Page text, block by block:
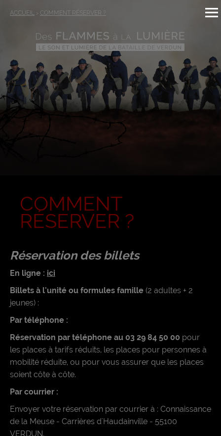
ACCUEIL > COMMENT RÉSERVER ?
COMMENT
RÉSERVER ?
Réservation des billets
En ligne : ici
Billets à l'unité ou formules famille (2 adultes + 2
jeunes) :
Par téléphone :
Réservation par téléphone au 03 29 84 50 00 pour
les places à tarifs réduits, les places pour personnes à
mobilité réduite, ou pour vous assurer que les places
soient côte à côte.
Par courrier :
Envoyer votre réservation par courrier à : Connaissance
de la Meuse - Carrières d'Haudainville - 55100
VERDUN.